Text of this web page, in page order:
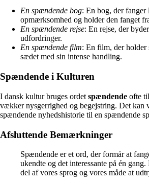
En spændende bog: En bog, der fanger
opmærksomhed og holder den fanget
En spændende rejse: En rejse, der
udfordringer.
En spændende film: En film, der holder
sædet med sin intense handling.
Spændende i Kulturen
I dansk kultur bruges ordet spændende ofte
vækker nysgerrighed og begejstring. Det kan
spændende nyhedshistorie til en spændende
Afsluttende Bemærkninger
Spændende er et ord, der formår at
ukendte og det interessante på én
del af vores sprog og vores måde at